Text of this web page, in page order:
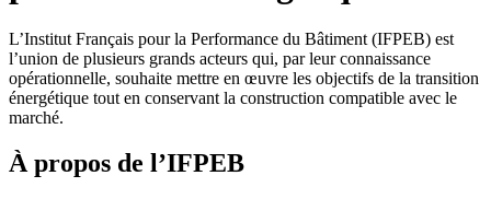
L’Institut Français pour la Performance du Bâtiment (IFPEB) est
l’union de plusieurs grands acteurs qui, par leur connaissance
opérationnelle, souhaite mettre en œuvre les objectifs de la transition
énergétique tout en conservant la construction compatible avec le
marché.
À propos de l’IFPEB